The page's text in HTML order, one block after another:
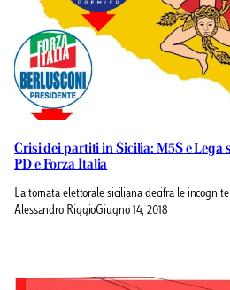
Crisi dei partiti in Sicilia: M5S e
PD e Forza Italia
La tornata elettorale siciliana decifra le
Alessandro RiggioGiugno 14, 2018